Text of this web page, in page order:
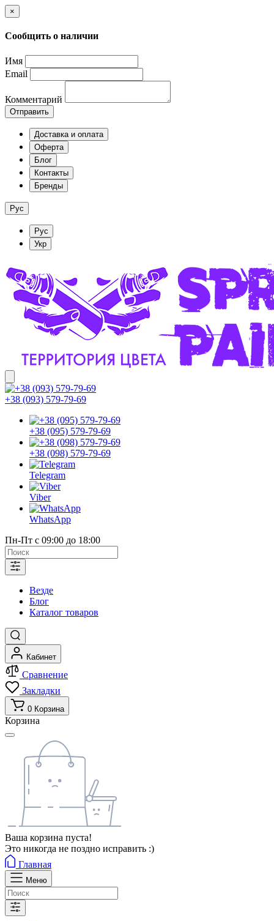
×
Сообщить о наличии
Имя
Email
Комментарий
Отправить
Доставка и оплата
Оферта
Блог
Контакты
Бренды
Рус
Рус
Укр
+38 (093) 579-79-69
+38 (095) 579-79-69
+38 (098) 579-79-69
Telegram
Viber
WhatsApp
Пн-Пт с 09:00 до 18:00
Везде
Блог
Каталог товаров
Кабинет
Сравнение
Закладки
0 Корзина
Корзина
Ваша корзина пуста!
Это никогда не поздно исправить :)
Главная
Меню